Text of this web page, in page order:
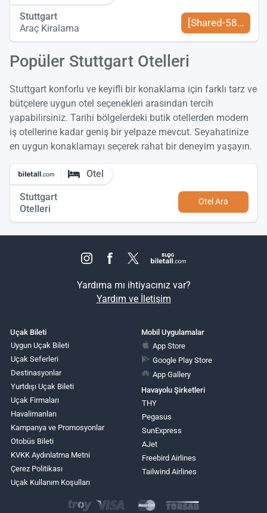
Stuttgart
Araç Kiralama
[Shared-589-tr-
Popüler Stuttgart Otelleri
Stuttgart konforlu ve keyifli bir konaklama için farklı tarz ve
bütçelere uygun otel seçenekleri arasından tercih
yapabilirsiniz. Tarihi bölgelerdeki butik otellerden modern
iş otellerine kadar geniş bir yelpaze mevcut. Seyahatinize
en uygun konaklamayı seçerek rahat bir deneyim yaşayın.
Otel
Stuttgart
Otelleri
Otel Ara
Yardıma mı ihtiyacınız var?
Yardım ve İletişim
Uçak Bileti
Uygun Uçak Bileti
Uçak Seferleri
Destinasyonlar
Yurtdışı Uçak Bileti
Uçak Firmaları
Havalimanları
Kampanya ve Promosyonlar
Otobüs Bileti
KVKK Aydınlatma Metni
Çerez Politikası
Uçak Kullanım Koşulları
Mobil Uygulamalar
App Store
Google Play Store
App Gallery
Havayolu Şirketleri
THY
Pegasus
SunExpress
AJet
Freebird Airlines
Tailwind Airlines